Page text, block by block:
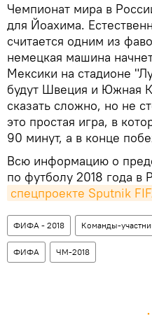
Чемпионат мира в
для Йоахима.
считается одним из
немецкая машина
Мексики на стадионе
будут Швеция и Южная
сказать сложно, но не
это простая игра, в
90 минут, а в конце
Всю информацию о
по футболу 2018 года в
спецпроекте Sputnik
ФИФА - 2018 Команды-
ФИФА ЧМ-2018